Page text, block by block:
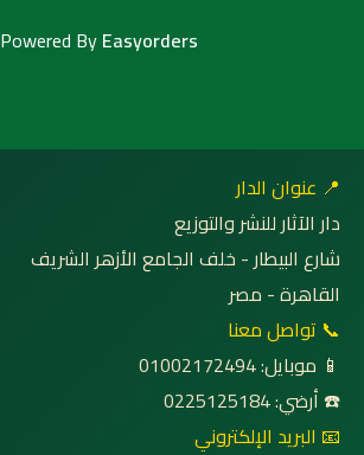
Powered ByEasyorders
📍 عنوان الدار
دار الآثار للنشر والتوزيع
شارع البيطار - خلف الجامع الأزهر الشريف
القاهرة - مصر
📞 تواصل معنا
📱 موبايل: 01002172494
☎️ أرضي: 0225125184
📧 البريد الإلكتروني